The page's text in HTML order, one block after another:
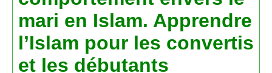
mari en Islam. Apprendre
l’Islam pour les convertis
et les débutants